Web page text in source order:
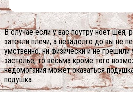
В случае если у вас поутру ноет шея,
затекли плечи, а незадолго до вы не
умственно, ни физически и не
застолье, то весьма кроме того
недомогания может оказаться
подушка.